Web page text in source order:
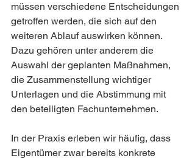
müssen verschiedene Entscheidungen
getroffen werden, die sich auf den
weiteren Ablauf auswirken können.
Dazu gehören unter anderem die
Auswahl der geplanten Maßnahmen,
die Zusammenstellung wichtiger
Unterlagen und die Abstimmung mit
den beteiligten Fachunternehmen.
In der Praxis erleben wir häufig, dass
Eigentümer zwar bereits konkrete